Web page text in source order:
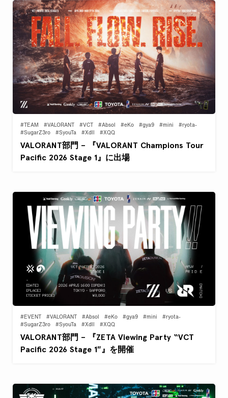
#TEAM #VALORANT #VCT #Absol #eKo #gya9 #mini
#ryota-
#SugarZ3ro
#SyouTa #Xdll #XQQ
VALORANT部門 – 『VALORANT Champions Tour
Pacific 2026 Stage 1』に出場
#EVENT #VALORANT #Absol #eKo #gya9 #mini
#ryota-
#SugarZ3ro
#SyouTa #Xdll #XQQ
VALORANT部門 – 『ZETA Viewing Party “VCT
Pacific 2026 Stage 1″』を開催